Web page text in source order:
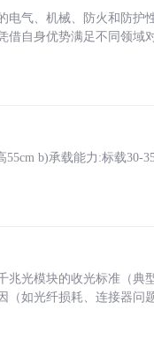
电气、机械、防火和防护
借自身优势满足不同领域
b)承载能力:标载30-
光模块的收光标准（典
如光纤损耗、连接器问